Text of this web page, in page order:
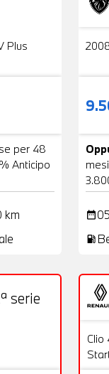
Plus
per 48
Anticipo
km date_range
local_gas_station
serie
18 Foto
Clio